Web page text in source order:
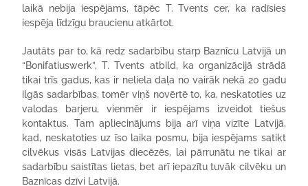
laikā nebija iespējams, tāpēc T. Tvents cer, ka radīsies
iespēja līdzīgu braucienu atkārtot.
Jautāts par to, kā redz sadarbību starp Baznīcu Latvijā un
“Bonifatiuswerk”, T. Tvents atbild, ka organizācijā strādā
tikai trīs gadus, kas ir neliela daļa no vairāk nekā 20 gadu
ilgās sadarbības, tomēr viņš novērtē to, ka, neskatoties uz
valodas barjeru, vienmēr ir iespējams izveidot tiešus
kontaktus. Tam apliecinājums bija arī viņa vizīte Latvijā,
kad, neskatoties uz īso laika posmu, bija iespējams satikt
cilvēkus visās Latvijas diecēzēs, lai pārrunātu ne tikai ar
sadarbību saistītas lietas, bet arī iepazītu tuvāk cilvēku un
Baznīcas dzīvi Latvijā.